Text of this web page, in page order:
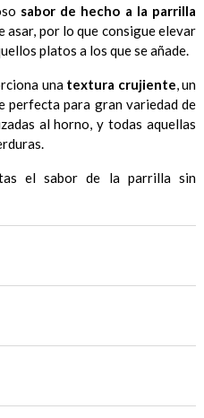
sabor de hecho a la parrilla
asar, por lo que consigue elevar
platos a los que se añade.
una textura crujiente, un
perfecta para gran variedad de
al horno, y todas aquellas
el sabor de la parrilla sin